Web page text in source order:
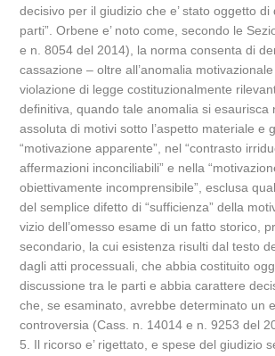
decisivo per il giudizio che e’ stato oggetto di
parti”. Orbene e’ noto come, secondo le
e n. 8054 del 2014), la norma consenta di
cassazione – oltre all’anomalia
violazione di legge costituzionalmente
definitiva, quando tale anomalia si esaurisca
assoluta di motivi sotto l’aspetto materiale e
“motivazione apparente”, nel “contrasto
affermazioni inconciliabili” e nella
obiettivamente incomprensibile”, esclusa
del semplice difetto di “sufficienza” della
vizio dell’omesso esame di un fatto storico,
secondario, la cui esistenza risulti dal testo
dagli atti processuali, che abbia costituito
discussione tra le parti e abbia carattere
che, se esaminato, avrebbe determinato un
controversia (Cass. n. 14014 e n. 9253 del
5. Il ricorso e’ rigettato, e spese del giudizio